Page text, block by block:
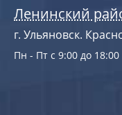
Ленинский
г. Ульяновск.
Пн - Пт с 9:00 до 18:00